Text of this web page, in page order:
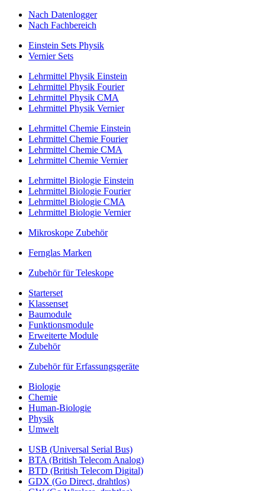
Nach Datenlogger
Nach Fachbereich
Einstein Sets Physik
Vernier Sets
Lehrmittel Physik Einstein
Lehrmittel Physik Fourier
Lehrmittel Physik CMA
Lehrmittel Physik Vernier
Lehrmittel Chemie Einstein
Lehrmittel Chemie Fourier
Lehrmittel Chemie CMA
Lehrmittel Chemie Vernier
Lehrmittel Biologie Einstein
Lehrmittel Biologie Fourier
Lehrmittel Biologie CMA
Lehrmittel Biologie Vernier
Mikroskope Zubehör
Fernglas Marken
Zubehör für Teleskope
Starterset
Klassenset
Baumodule
Funktionsmodule
Erweiterte Module
Zubehör
Zubehör für Erfassungsgeräte
Biologie
Chemie
Human-Biologie
Physik
Umwelt
USB (Universal Serial Bus)
BTA (British Telecom Analog)
BTD (British Telecom Digital)
GDX (Go Direct, drahtlos)